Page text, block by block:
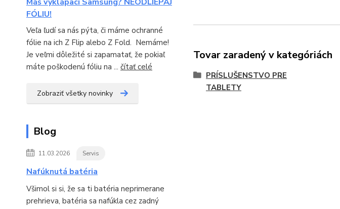
FÓLIU!
Veľa ľudí sa nás pýta, či máme ochranné
fólie na ich Z Flip alebo Z Fold. Nemáme!
Je veľmi dôležité si zapamatať, že pokiaľ
máte poškodenú fóliu na ... čítať celé
Zobraziť všetky novinky
Blog
11.03.2026 Servis
Nafúknutá batéria
Všimol si si, že sa ti batéria neprimerane
prehrieva, batéria sa nafúkla cez zadný
Tovar zaradený v kategóriách
PRÍSLUŠENSTVO PRE
TABLETY